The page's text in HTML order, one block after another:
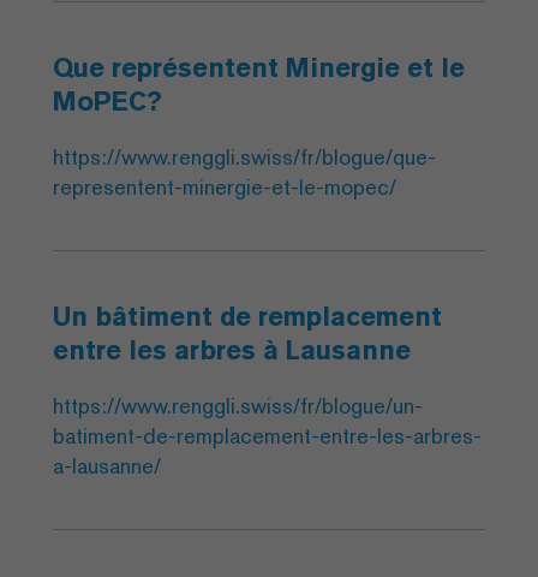
Que représentent Minergie et le
MoPEC?
https://www.renggli.swiss/fr/blogue/que-
representent-minergie-et-le-mopec/
Un bâtiment de remplacement
entre les arbres à Lausanne
https://www.renggli.swiss/fr/blogue/un-
batiment-de-remplacement-entre-les-arbres-
a-lausanne/